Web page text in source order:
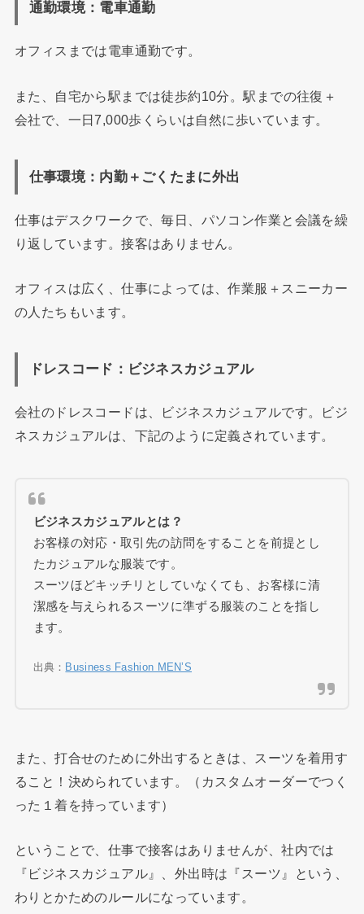
通勤環境：電車通勤
オフィスまでは電車通勤です。
また、自宅から駅までは徒歩約10分。駅までの往復＋
会社で、一日7,000歩くらいは自然に歩いています。
仕事環境：内勤＋ごくたまに外出
仕事はデスクワークで、毎日、パソコン作業と会議を繰
り返しています。接客はありません。
オフィスは広く、仕事によっては、作業服＋スニーカー
の人たちもいます。
ドレスコード：ビジネスカジュアル
会社のドレスコードは、ビジネスカジュアルです。ビジ
ネスカジュアルは、下記のように定義されています。
ビジネスカジュアルとは？
お客様の対応・取引先の訪問をすることを前提とし
たカジュアルな服装です。
スーツほどキッチリとしていなくても、お客様に清
潔感を与えられるスーツに準ずる服装のことを指し
ます。
出典： Business Fashion MEN’S
また、打合せのために外出するときは、スーツを着用す
ること！決められています。（カスタムオーダーでつく
った１着を持っています）
ということで、仕事で接客はありませんが、社内では
『ビジネスカジュアル』、外出時は『スーツ』という、
わりとかためのルールになっています。